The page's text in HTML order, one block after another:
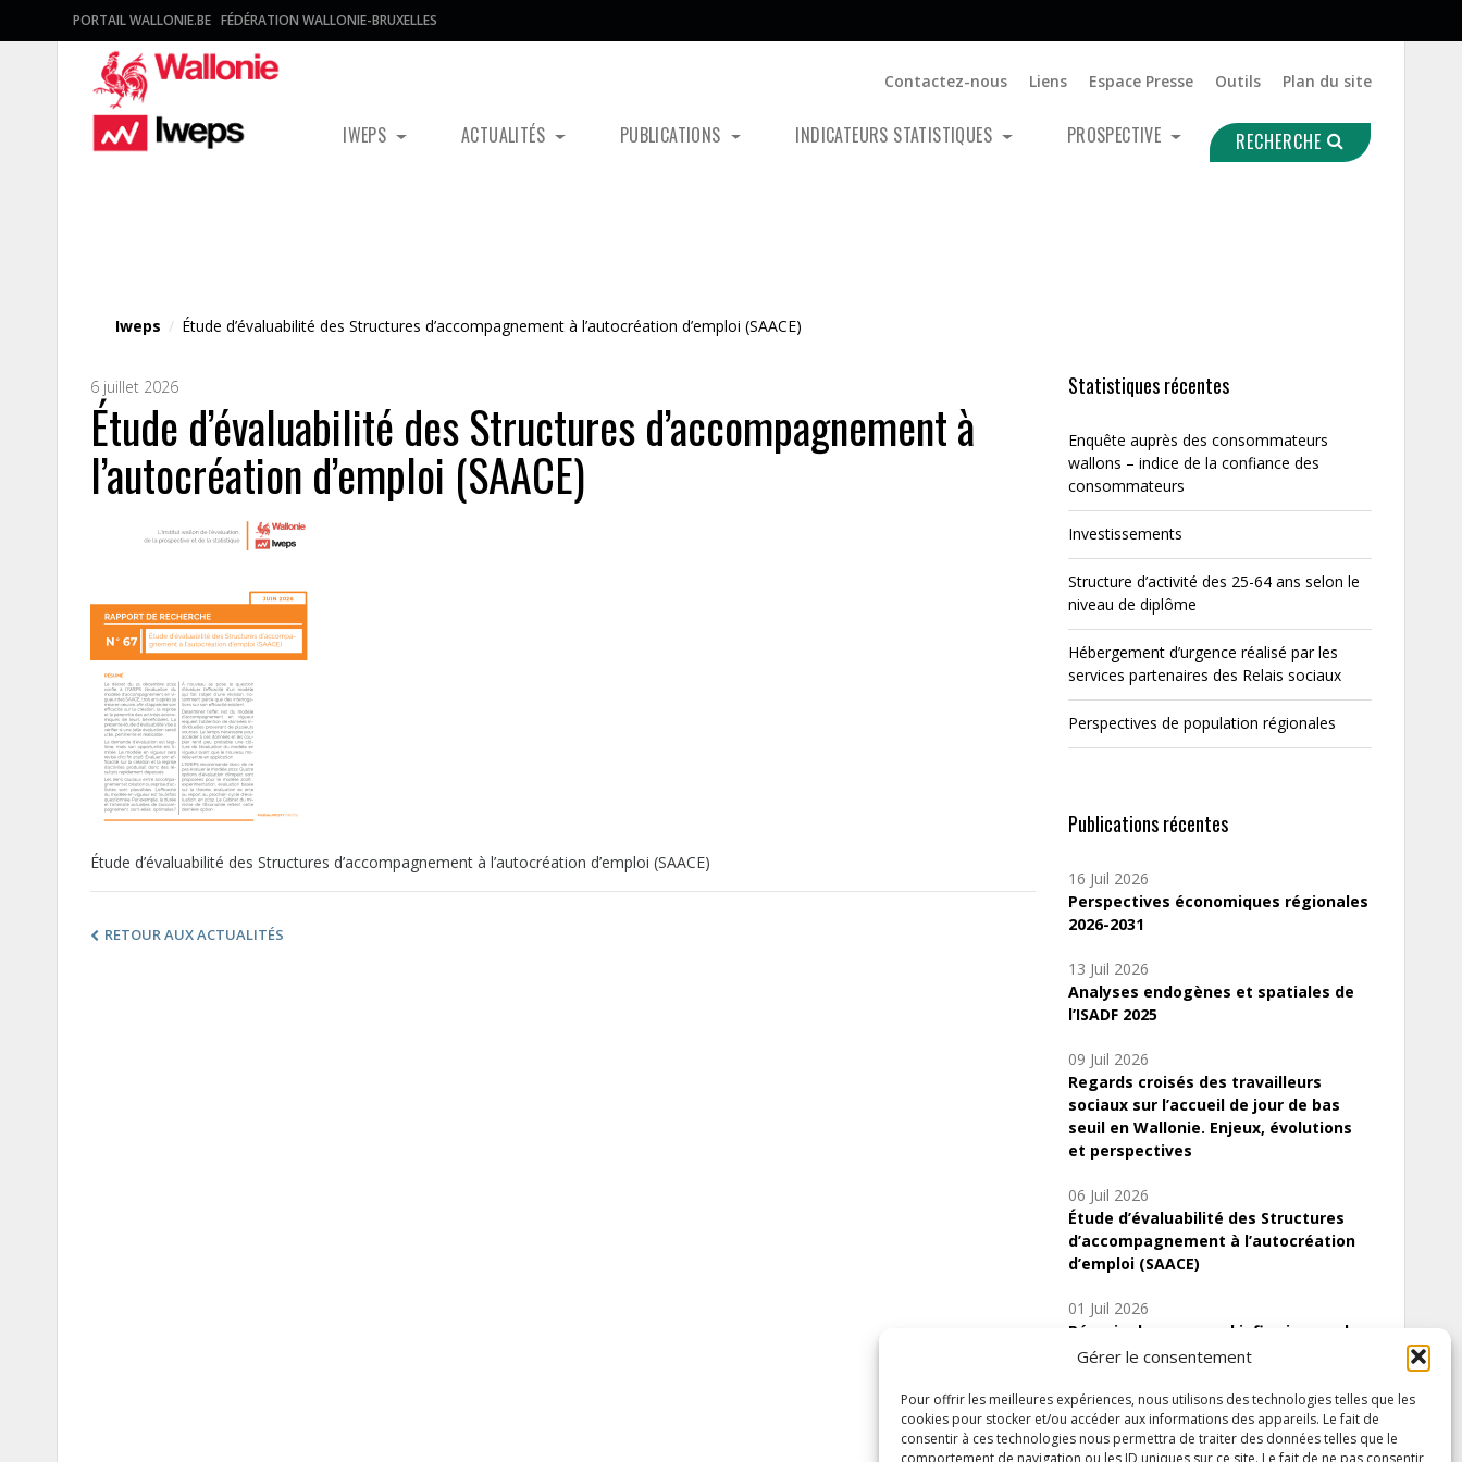
Gérer le consentement
Pour offrir les meilleures expériences, nous utilisons des technologies telles que les
cookies pour stocker et/ou accéder aux informations des appareils. Le fait de
consentir à ces technologies nous permettra de traiter des données telles que le
comportement de navigation ou les ID uniques sur ce site. Le fait de ne pas consentir
PORTAIL WALLONIE.BE FÉDÉRATION WALLONIE-BRUXELLES
Contactez-nous Liens Espace Presse Outils Plan du site
IWEPS ACTUALITÉS PUBLICATIONS INDICATEURS STATISTIQUES PROSPECTIVE RECHERCHE
Iweps / Étude d’évaluabilité des Structures d’accompagnement à l’autocréation d’emploi (SAACE)
6 juillet 2026
Étude d’évaluabilité des Structures d’accompagnement à
l’autocréation d’emploi (SAACE)
Étude d’évaluabilité des Structures d’accompagnement à l’autocréation d’emploi (SAACE)
RETOUR AUX ACTUALITÉS
Statistiques récentes
Enquête auprès des consommateurs
wallons – indice de la confiance des
consommateurs
Investissements
Structure d’activité des 25-64 ans selon le
niveau de diplôme
Hébergement d’urgence réalisé par les
services partenaires des Relais sociaux
Perspectives de population régionales
Publications récentes
16 Juil 2026
Perspectives économiques régionales
2026-2031
13 Juil 2026
Analyses endogènes et spatiales de
l’ISADF 2025
09 Juil 2026
Regards croisés des travailleurs
sociaux sur l’accueil de jour de bas
seuil en Wallonie. Enjeux, évolutions
et perspectives
06 Juil 2026
Étude d’évaluabilité des Structures
d’accompagnement à l’autocréation
d’emploi (SAACE)
01 Juil 2026
Pénurie du personnel infirmier :quels
indicateurs d’offre de soins pour